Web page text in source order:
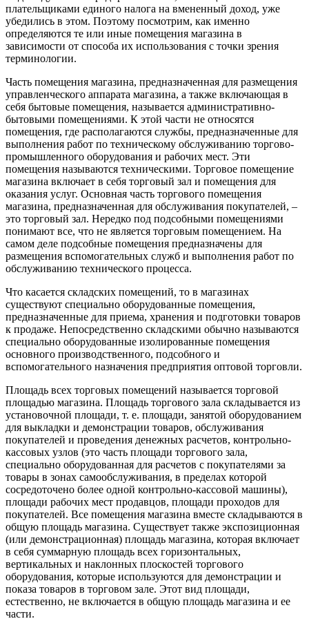
плательщиками единого налога на вмененный доход, уже
убедились в этом. Поэтому посмотрим, как именно
определяются те или иные помещения магазина в
зависимости от способа их использования с точки зрения
терминологии.
Часть помещения магазина, предназначенная для размещения
управленческого аппарата магазина, а также включающая в
себя бытовые помещения, называется административно-
бытовыми помещениями. К этой части не относятся
помещения, где располагаются службы, предназначенные для
выполнения работ по техническому обслуживанию торгово-
промышленного оборудования и рабочих мест. Эти
помещения называются техническими. Торговое помещение
магазина включает в себя торговый зал и помещения для
оказания услуг. Основная часть торгового помещения
магазина, предназначенная для обслуживания покупателей, –
это торговый зал. Нередко под подсобными помещениями
понимают все, что не является торговым помещением. На
самом деле подсобные помещения предназначены для
размещения вспомогательных служб и выполнения работ по
обслуживанию технического процесса.
Что касается складских помещений, то в магазинах
существуют специально оборудованные помещения,
предназначенные для приема, хранения и подготовки товаров
к продаже. Непосредственно складскими обычно называются
специально оборудованные изолированные помещения
основного производственного, подсобного и
вспомогательного назначения предприятия оптовой торговли.
Площадь всех торговых помещений называется торговой
площадью магазина. Площадь торгового зала складывается из
установочной площади, т. е. площади, занятой оборудованием
для выкладки и демонстрации товаров, обслуживания
покупателей и проведения денежных расчетов, контрольно-
кассовых узлов (это часть площади торгового зала,
специально оборудованная для расчетов с покупателями за
товары в зонах самообслуживания, в пределах которой
сосредоточено более одной контрольно-кассовой машины),
площади рабочих мест продавцов, площади проходов для
покупателей. Все помещения магазина вместе складываются в
общую площадь магазина. Существует также экспозиционная
(или демонстрационная) площадь магазина, которая включает
в себя суммарную площадь всех горизонтальных,
вертикальных и наклонных плоскостей торгового
оборудования, которые используются для демонстрации и
показа товаров в торговом зале. Этот вид площади,
естественно, не включается в общую площадь магазина и ее
части.